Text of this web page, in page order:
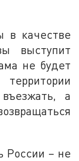
в качестве
выступит
не будет
а
России – не